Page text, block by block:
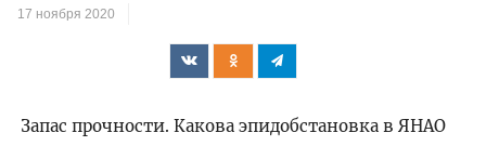
17 ноября 2020
Запас прочности. Какова эпидобстановка в ЯНАО